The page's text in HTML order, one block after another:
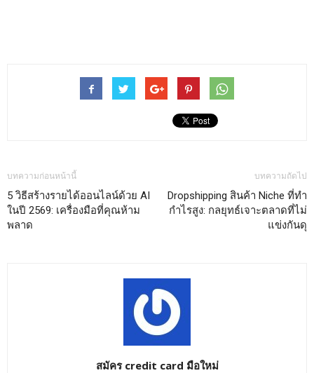
บทความก่อนหน้านี้
5 วิธีสร้างรายได้ออนไลน์ด้วย AI
ในปี 2569: เครื่องมือที่คุณห้าม
พลาด
บทความถัดไป
Dropshipping สินค้า Niche ที่ทำ
กำไรสูง: กลยุทธ์เจาะตลาดที่ไม่
แข่งกันดุ
สมัคร credit card มือใหม่